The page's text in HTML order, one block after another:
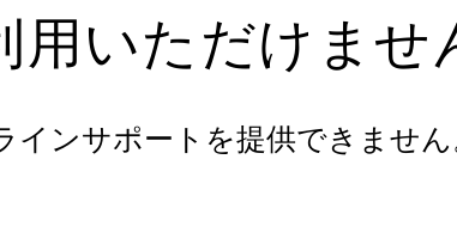
用いただけませ
ンサポートを提供できません